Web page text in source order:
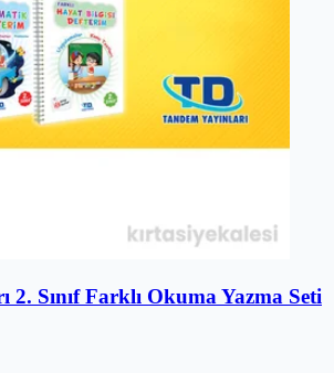
2. Sınıf Farklı Okuma Yazma Seti